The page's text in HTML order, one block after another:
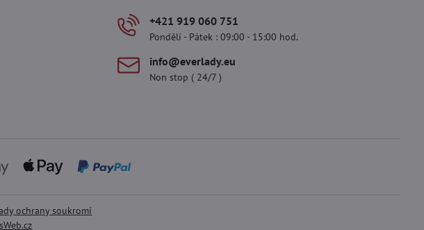
+421 919 060 751
Pondělí - Pátek : 09:00 - 15:00 hod.
info​@everlady​.eu
Non stop ( 24/7 )
ochrany soukromí